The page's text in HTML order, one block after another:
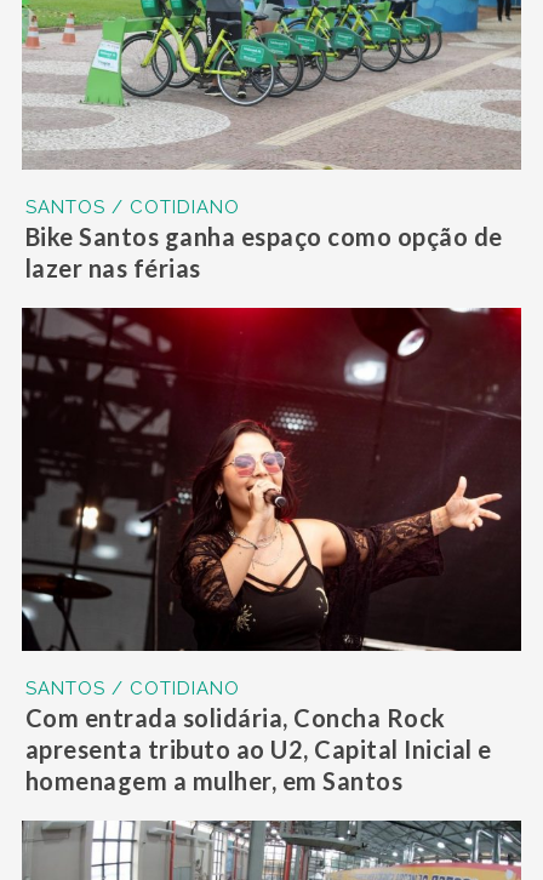
SANTOS / COTIDIANO
Bike Santos ganha espaço como opção de
lazer nas férias
SANTOS / COTIDIANO
Com entrada solidária, Concha Rock
apresenta tributo ao U2, Capital Inicial e
homenagem a mulher, em Santos